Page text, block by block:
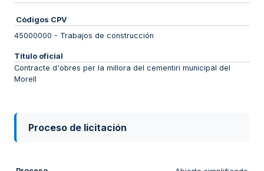
Códigos CPV
45000000 - Trabajos de construcción
Título oficial
Contracte d'obres per la millora del cementiri municipal del
Morell
Proceso de licitación